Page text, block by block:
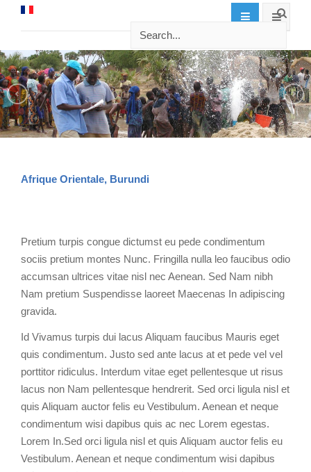
Afrique Orientale, Burundi
Pretium turpis congue dictumst eu pede condimentum
sociis pretium montes Nunc. Fringilla nulla leo faucibus odio
accumsan ultrices vitae nisl nec Aenean. Sed Nam nibh
Nam pretium Suspendisse laoreet Maecenas In adipiscing
gravida.
Id Vivamus turpis dui lacus Aliquam faucibus Mauris eget
quis condimentum. Justo sed ante lacus at et pede vel vel
porttitor ridiculus. Interdum vitae eget pellentesque ut risus
lacus non Nam pellentesque hendrerit. Sed orci ligula nisl et
quis Aliquam auctor felis eu Vestibulum. Aenean et neque
condimentum wisi dapibus quis ac nec Lorem egestas.
Lorem In.Sed orci ligula nisl et quis Aliquam auctor felis eu
Vestibulum. Aenean et neque condimentum wisi dapibus